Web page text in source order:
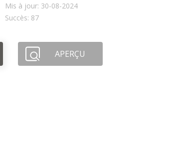
Mis à jour: 30-08-2024
Succès: 87
APERÇU